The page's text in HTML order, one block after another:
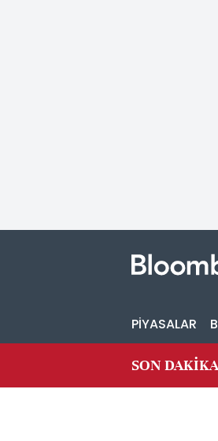
PİYASALAR
SON DAKİKA